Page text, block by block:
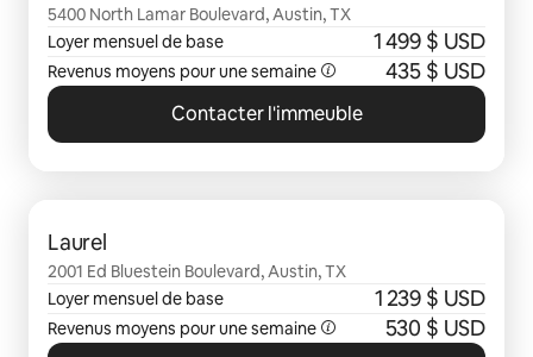
5400 North Lamar Boulevard, Austin, TX
Loyer mensuel de base
1 499 $ USD
Revenus moyens pour une semaine 435 $ USD
Contacter l'immeuble
Laurel
2001 Ed Bluestein Boulevard, Austin, TX
Loyer mensuel de base
1 239 $ USD
Revenus moyens pour une semaine 530 $ USD